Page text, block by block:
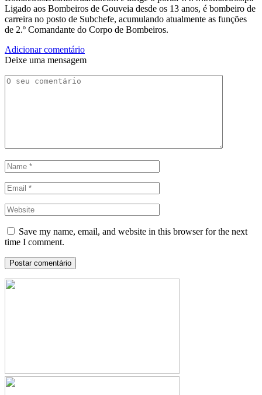
Ligado aos Bombeiros de Gouveia desde os 13 anos, é bombeiro de
carreira no posto de Subchefe, acumulando atualmente as funções
de 2.º Comandante do Corpo de Bombeiros.
Adicionar comentário
Deixe uma mensagem
Save my name, email, and website in this browser for the next
time I comment.